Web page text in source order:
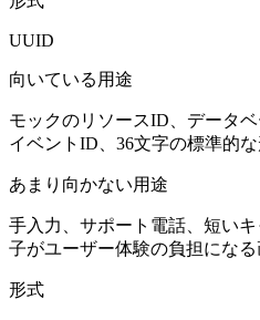
UUID
向いている用途
モックのリソースID、データベ
イベントID、36文字の標準的
あまり向かない用途
手入力、サポート電話、短い
子がユーザー体験の負担になる
形式